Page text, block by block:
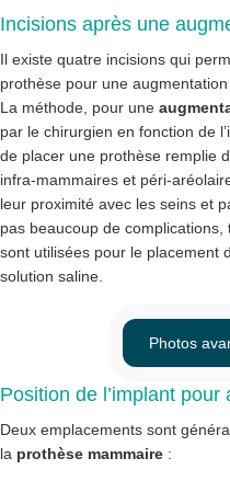
Incisions après une
Il existe quatre incisions qui
prothèse pour une
La méthode, pour une
par le chirurgien en fonction de
de placer une prothèse remplie
infra-mammaires et péri-
leur proximité avec les seins et
pas beaucoup de
sont utilisées pour le placement
solution saline.
Photos
Position de l’implant
Deux emplacements sont
la prothèse mammaire :